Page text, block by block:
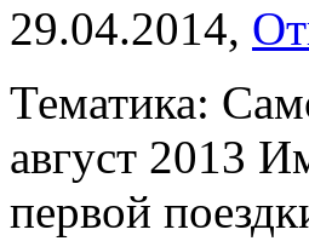
29.04.2014,
Тематика:
август 2013
первой